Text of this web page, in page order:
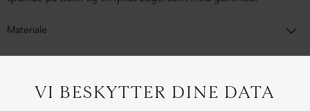
Materiale
Skoen er lavet i kalveskind foret med svineskind. Sålen er en